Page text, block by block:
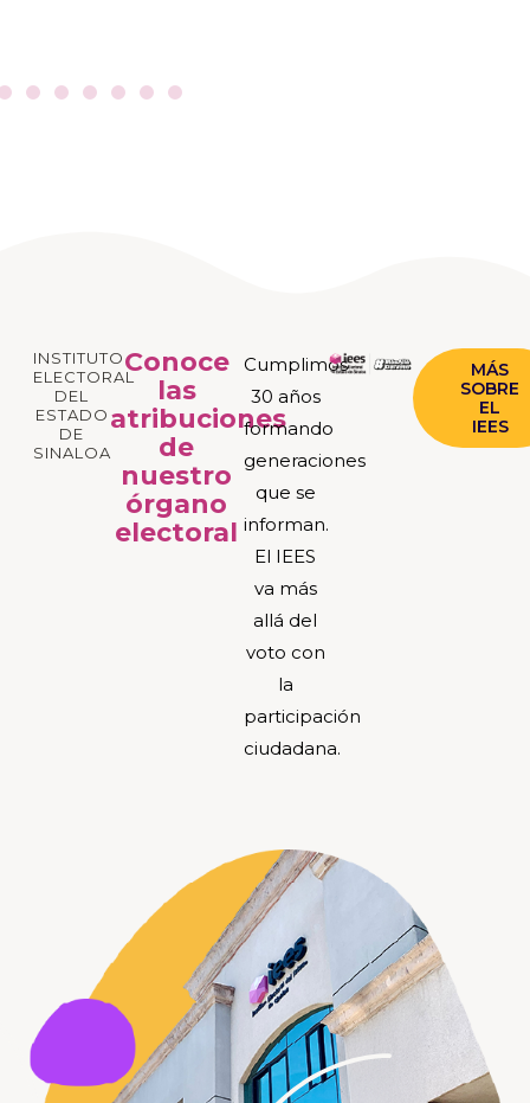
INSTITUTO
ELECTORAL
DEL
ESTADO
DE
SINALOA
Conoce
las
atribuciones
de
nuestro
órgano
electoral
Cumplimos
30 años
formando
generaciones
que se
informan.
El IEES
va más
allá del
voto con
la
participación
ciudadana.
MÁS
SOBRE
EL
IEES